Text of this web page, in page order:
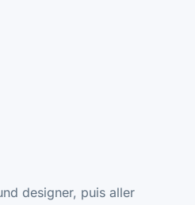
designer, puis aller